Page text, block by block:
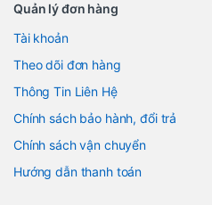
Quản lý đơn hàng
Tài khoản
Theo dõi đơn hàng
Thông Tin Liên Hệ
Chính sách bảo hành, đổi trả
Chính sách vận chuyển
Hướng dẫn thanh toán